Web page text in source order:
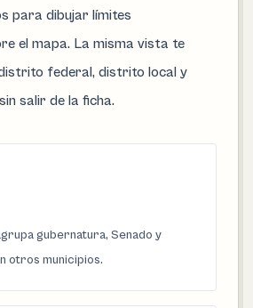
para dibujar límites
el mapa. La misma vista te
federal, distrito local y
salir de la ficha.
gubernatura, Senado y
otros municipios.